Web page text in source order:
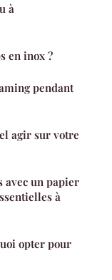
à
en inox ?
pendant
agir sur votre
avec un papier
à
opter pour